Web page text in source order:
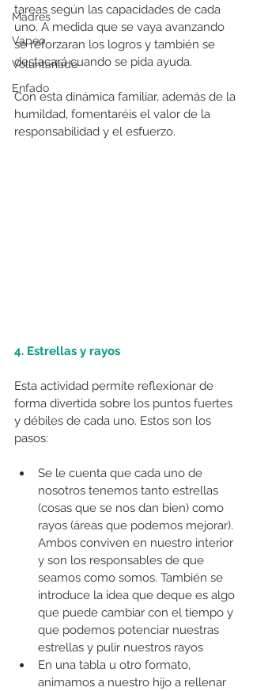
Madres
Vapeo
Voluntariado
Enfado
tareas según las capacidades de cada
uno. A medida que se vaya avanzando
se reforzaran los logros y también se
destacará cuando se pida ayuda.
Con esta dinámica familiar, además de la
humildad, fomentaréis el valor de la
responsabilidad y el esfuerzo.
4. Estrellas y rayos
Esta actividad permite reflexionar de
forma divertida sobre los puntos fuertes
y débiles de cada uno. Estos son los
pasos:
Se le cuenta que cada uno de
nosotros tenemos tanto estrellas
(cosas que se nos dan bien) como
rayos (áreas que podemos mejorar).
Ambos conviven en nuestro interior
y son los responsables de que
seamos como somos. También se
introduce la idea que deque es algo
que puede cambiar con el tiempo y
que podemos potenciar nuestras
estrellas y pulir nuestros rayos
En una tabla u otro formato,
animamos a nuestro hijo a rellenar